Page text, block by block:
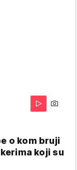
o kom bruji
koji su